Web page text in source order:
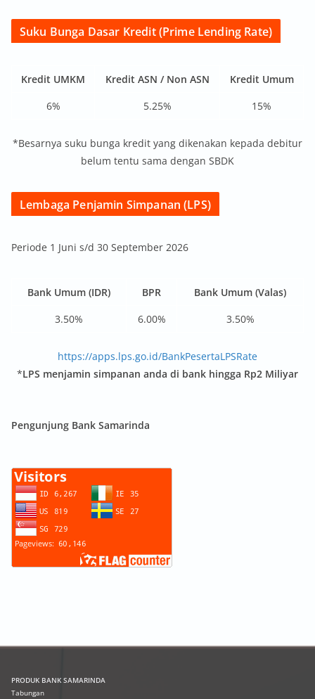
Suku Bunga Dasar Kredit (Prime Lending Rate)
Kredit UMKM Kredit ASN / Non ASN
Kredit Umum
6%
5.25% 15%
*Besarnya suku bunga kredit yang dikenakan kepada debitur
belum tentu sama dengan SBDK
Lembaga Penjamin Simpanan (LPS)
Periode 1 Juni s/d 30 September 2026
Bank Umum (IDR) BPR
Bank Umum (Valas)
3.50%
6.00% 3.50%
https://apps.lps.go.id/BankPesertaLPSRate
*LPS menjamin simpanan anda di bank hingga Rp2 Miliyar
Pengunjung Bank Samarinda
PRODUK BANK SAMARINDA
Tabungan